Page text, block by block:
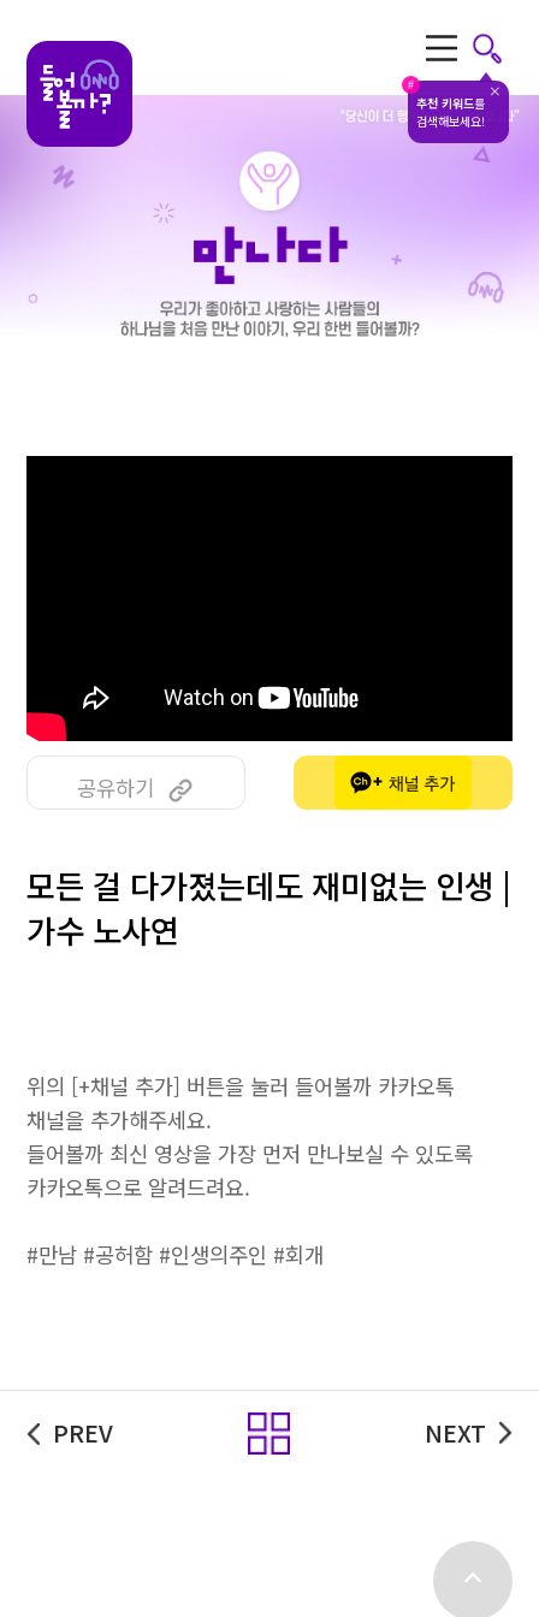
#
추천 키워드를
검색해보세요!
공유하기
모든 걸 다가졌는데도 재미없는 인생 |
가수 노사연
위의 [+채널 추가] 버튼을 눌러 들어볼까 카카오톡
채널을 추가해주세요.
들어볼까 최신 영상을 가장 먼저 만나보실 수 있도록
카카오톡으로 알려드려요.
#만남 #공허함 #인생의주인 #회개
PREV 목록 NEXT